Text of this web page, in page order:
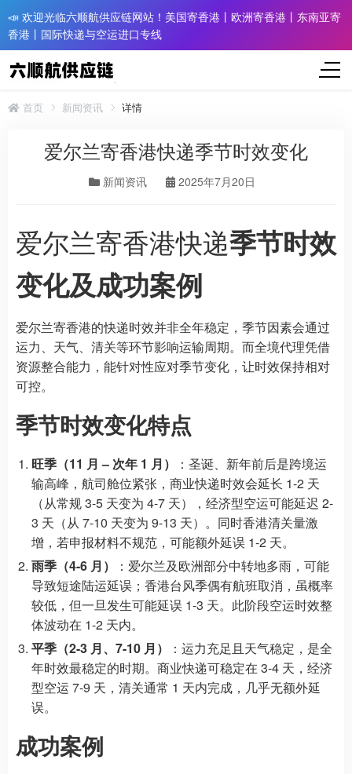
📣 欢迎光临六顺航供应链网站！美国寄香港丨欧洲寄香港丨东南亚寄
香港丨国际快递与空运进口专线
首页 新闻资讯 详情
爱尔兰寄香港快递季节时效变化
新闻资讯 2025年7月20日
爱尔兰寄香港快递季节时效
变化及成功案例
爱尔兰寄香港的快递时效并非全年稳定，季节因素会通过
运力、天气、清关等环节影响运输周期。而全境代理凭借
资源整合能力，能针对性应对季节变化，让时效保持相对
可控。
季节时效变化特点
旺季（11 月 – 次年 1 月）
：圣诞、新年前后是跨境运
输高峰，航司舱位紧张，商业快递时效会延长 1-2 天
（从常规 3-5 天变为 4-7 天），经济型空运可能延迟 2-
3 天（从 7-10 天变为 9-13 天）。同时香港清关量激
增，若申报材料不规范，可能额外延误 1-2 天。
雨季（4-6 月）
：爱尔兰及欧洲部分中转地多雨，可能
导致短途陆运延误；香港台风季偶有航班取消，虽概率
较低，但一旦发生可能延误 1-3 天。此阶段空运时效整
体波动在 1-2 天内。
平季（2-3 月、7-10 月）
：运力充足且天气稳定，是全
年时效最稳定的时期。商业快递可稳定在 3-4 天，经济
型空运 7-9 天，清关通常 1 天内完成，几乎无额外延
误。
成功案例